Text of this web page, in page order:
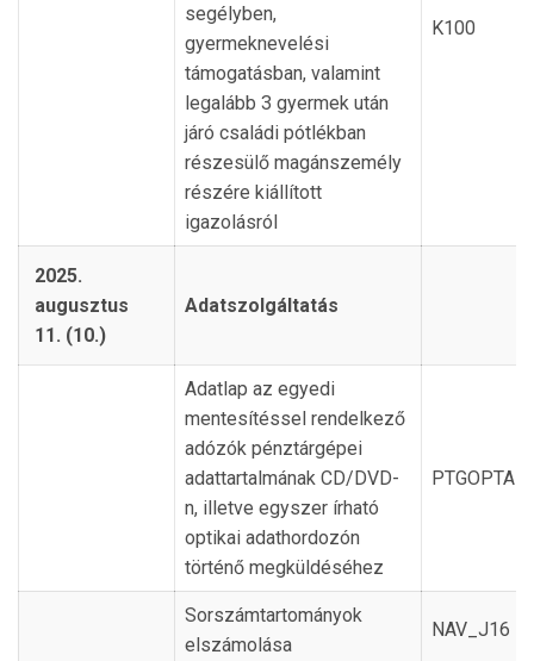
segélyben,
gyermeknevelési
támogatásban, valamint
legalább 3 gyermek után
járó családi pótlékban
részesülő magánszemély
részére kiállított
igazolásról
K100
2025.
augusztus
11. (10.)
Adatszolgáltatás
Adatlap az egyedi
mentesítéssel rendelkező
adózók pénztárgépei
adattartalmának CD/DVD-
n, illetve egyszer írható
optikai adathordozón
történő megküldéséhez
PTGOPTA
Sorszámtartományok
elszámolása
NAV_J16